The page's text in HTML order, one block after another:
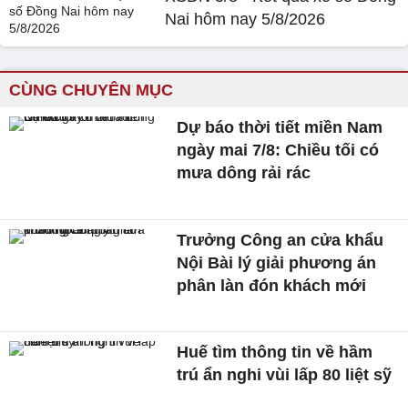
Nai hôm nay 5/8/2026
CÙNG CHUYÊN MỤC
Dự báo thời tiết miền Nam
ngày mai 7/8: Chiều tối có
mưa dông rải rác
Trưởng Công an cửa khẩu
Nội Bài lý giải phương án
phân làn đón khách mới
Huế tìm thông tin về hầm
trú ẩn nghi vùi lấp 80 liệt sỹ